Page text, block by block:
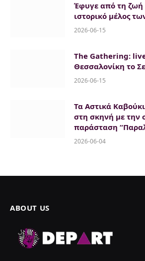
Έφυγε από τη ζωή
ιστορικό μέλος
2026-06-15
The Gathering:
Θεσσαλονίκη το
2026-06-15
Τα Αστικά
στη σκηνή με την
παράσταση
2026-06-04
ABOUT US